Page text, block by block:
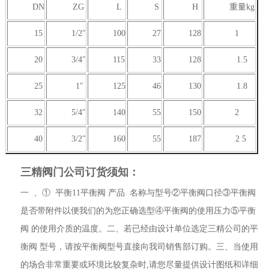
DN ZG L S H 重量kg
15 1/2″ 100 27 128 1
20 3/4″ 115 33 128 1.5
25 1″ 125 46 130 1.8
32 5/4″ 140 55 150 2
40 3/2″ 160 55 187 2 5
三精阀门公司订货须知：
一 、① 平衡11平衡阀 产品 名称与型号②平衡阀口径③平衡阀
是否带附件以便我们的为您正确选型④平衡阀的使用压力⑤平衡
阀 的使用介质的温度。二、若已经由设计单位选定三精公司的平
衡阀 型号，请按平衡阀型号直接向我司销售部订购。三、当使用
的场合非常重要或环境比较复杂时,请您尽量提供设计图纸和详细